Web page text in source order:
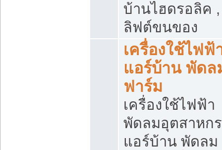
บ้านไฮดรอลิค ,
ลิฟต์ขนของ
เครื่องใช้ไฟฟ้
แอร์บ้าน พัดล
ฟาร์ม
เครื่องใช้ไฟฟ้า
พัดลมอุตสาหก
แอร์บ้าน พัดลม